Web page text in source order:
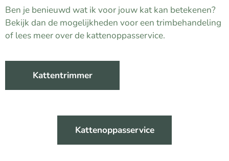
Ben je benieuwd wat ik voor jouw kat kan betekenen?
Bekijk dan de mogelijkheden voor een trimbehandeling
of lees meer over de kattenoppasservice.
Kattentrimmer
Kattenoppasservice